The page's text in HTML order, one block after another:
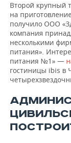
Второй крупный
на
получило ООО
компания
несколькими
питания».
питания №1» —
гостиницы ibis в